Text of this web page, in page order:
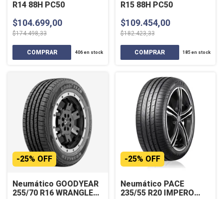
R14 88H PC50
$104.699,00
$174.498,33
406en stock
R15 88H PC50
$109.454,00
$182.423,33
185 en stock
Neumático GOODYEAR
255/70 R16 WRANGLER
-25% OFF
Neumático PACE
235/55 R20 IMPERO
-25% OFF